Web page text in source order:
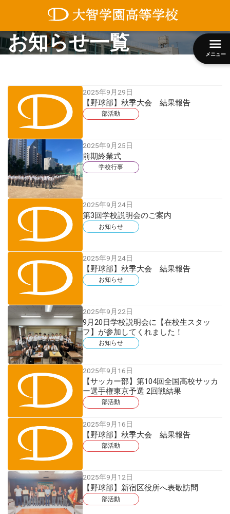
ン
テ
ン
ス
メニュー
お知らせ一覧
2025年9月29日
【野球部】秋季大会 結果報告
部活動
2025年9月25日
前期終業式
学校行事
2025年9月24日
第3回学校説明会のご案内
お知らせ
2025年9月24日
【野球部】秋季大会 結果報告
お知らせ
2025年9月22日
9月20日学校説明会に【在校生スタッ
フ】が参加してくれました！
お知らせ
2025年9月16日
【サッカー部】第104回全国高校サッカ
ー選手権東京予選 2回戦結果
部活動
2025年9月16日
【野球部】秋季大会 結果報告
部活動
2025年9月12日
【野球部】新宿区役所へ表敬訪問
部活動